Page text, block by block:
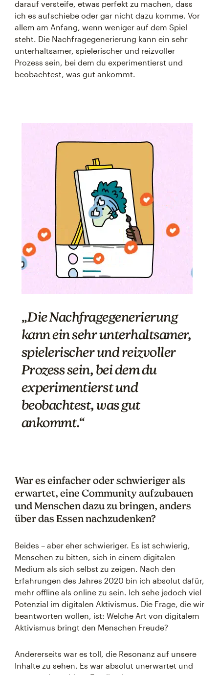
darauf versteife, etwas perfekt zu machen, dass
ich es aufschiebe oder gar nicht dazu komme. Vor
allem am Anfang, wenn weniger auf dem Spiel
steht. Die Nachfragegenerierung kann ein sehr
unterhaltsamer, spielerischer und reizvoller
Prozess sein, bei dem du experimentierst und
beobachtest, was gut ankommt.
„Die Nachfragegenerierung
kann ein sehr unterhaltsamer,
spielerischer und reizvoller
Prozess sein, bei dem du
experimentierst und
beobachtest, was gut
ankommt.“
War es einfacher oder schwieriger als
erwartet, eine Community aufzubauen
und Menschen dazu zu bringen, anders
über das Essen nachzudenken?
Beides – aber eher schwieriger. Es ist schwierig,
Menschen zu bitten, sich in einem digitalen
Medium als sich selbst zu zeigen. Nach den
Erfahrungen des Jahres 2020 bin ich absolut dafür,
mehr offline als online zu sein. Ich sehe jedoch viel
Potenzial im digitalen Aktivismus. Die Frage, die wir
beantworten wollen, ist: Welche Art von digitalem
Aktivismus bringt den Menschen Freude?
Andererseits war es toll, die Resonanz auf unsere
Inhalte zu sehen. Es war absolut unerwartet und